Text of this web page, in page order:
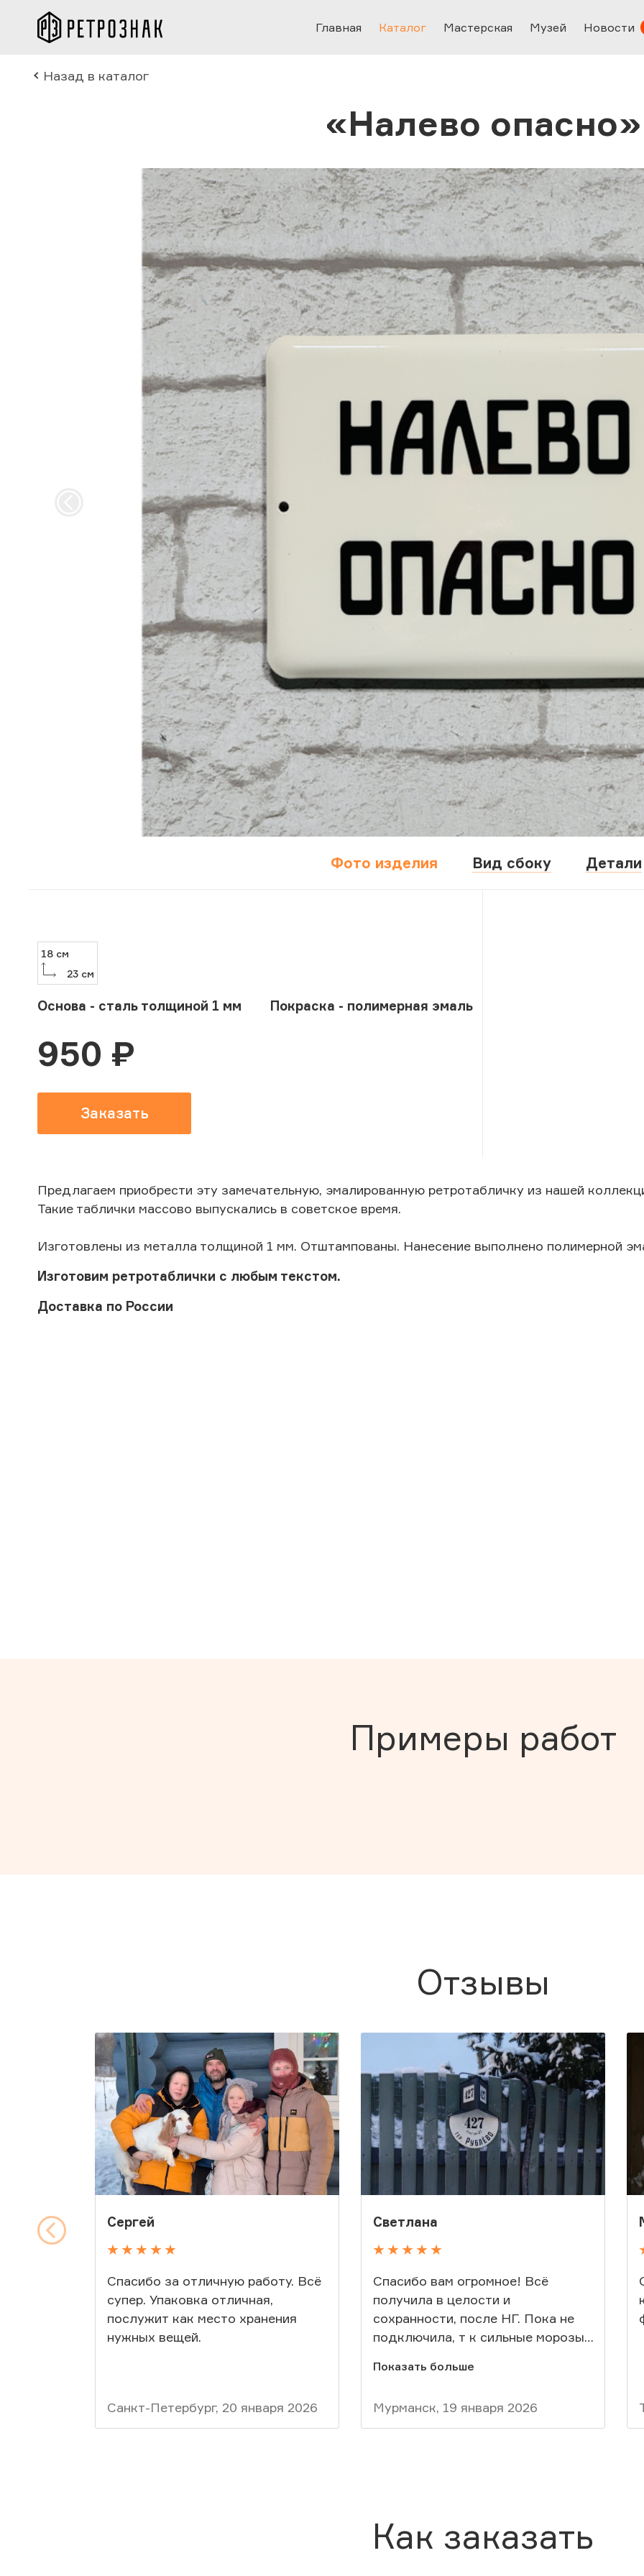
Главная Каталог Мастерская Музей Новости
Назад в каталог
«Налево опасно»
Фото изделия Вид сбоку Детали
18 см
23 см
Основа - сталь толщиной 1 мм Покраска - полимерная эмаль
950 ₽
Заказать
Предлагаем приобрести эту замечательную, эмалированную ретротабличку из нашей
Такие таблички массово выпускались в советское время.
Изготовлены из металла толщиной 1 мм. Отштампованы. Нанесение выполнено полимерной
Изготовим ретротаблички с любым текстом.
Доставка по России
Примеры работ
Отзывы
Сергей
Спасибо за отличную работу. Всё
супер. Упаковка отличная,
послужит как место хранения
нужных вещей.
Санкт-Петербург, 20 января 2026
Светлана
Спасибо вам огромное! Всё
получила в целости и
сохранности, после НГ. Пока не
подключила, т к сильные морозы,
Вот результат - далее на фото.
группе, были интересанты -
сбросила ваши координаты.
Показать больше
Мурманск, 19 января 2026
Как заказать